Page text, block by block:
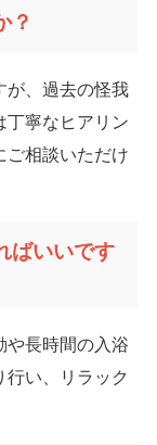
？
が、過去の怪我
丁寧なヒアリン
ご相談いただけ
ばいいです
や長時間の入浴
い、リラック